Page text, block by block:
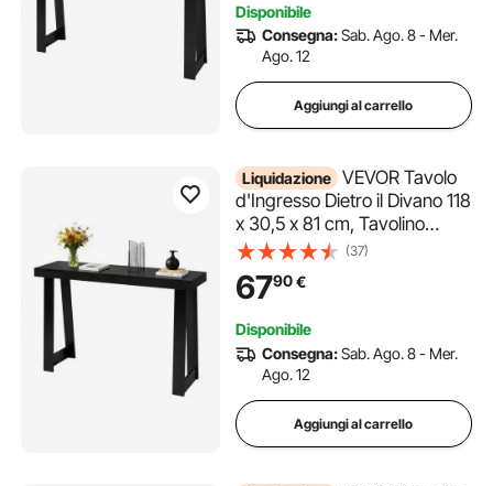
Nero
Disponibile
Consegna:Sab. Ago. 8 - Mer.
Ago. 12
Aggiungi al carrello
Liquidazione VEVOR Tavolo
d'Ingresso Dietro il Divano 118
x 30,5 x 81 cm, Tavolino
Laterale Rettangolare in
Pannello Multistrato per
Corridoio, Camera da Letto,
da Corridoio Nero
(37)
6790€
Disponibile
Consegna:Sab. Ago. 8 - Mer.
Ago. 12
Aggiungi al carrello